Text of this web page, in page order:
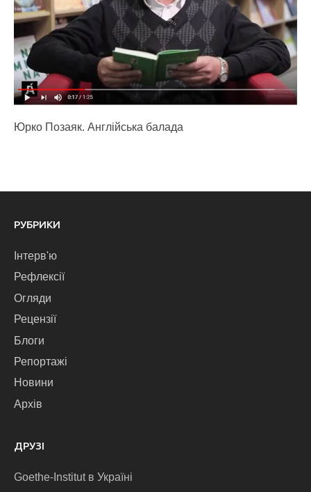
Юрко Позаяк. Англійська балада
РУБРИКИ
Інтерв'ю
Рефлексії
Огляди
Рецензії
Блоги
Репортажі
Новини
Архів
ДРУЗІ
Goethe-Institut в Україні